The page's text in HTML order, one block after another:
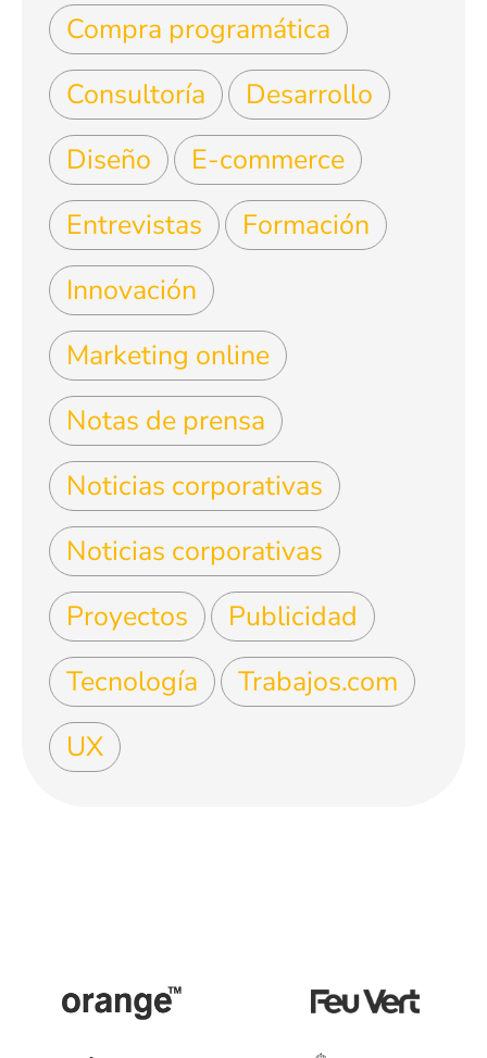
Compra programática
Consultoría
Desarrollo
Diseño
E-commerce
Entrevistas
Formación
Innovación
Marketing online
Notas de prensa
Noticias corporativas
Noticias corporativas
Proyectos
Publicidad
Tecnología
Trabajos.com
UX